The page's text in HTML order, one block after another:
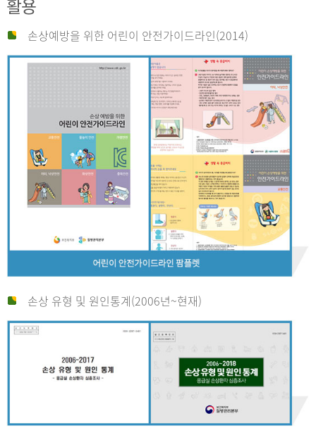
활용
손상예방을 위한 어린이 안전가이드라인(2014)
손상 유형 및 원인통계(2006년~현재)